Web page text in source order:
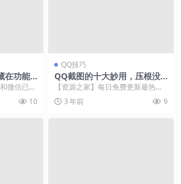
在功能
微信已经
社交工
10
QQ技巧
QQ截图的十大妙用，压根没
想到 办公技巧
【资源之家】每日免费更新最热门
的副业项目资源 日常工作中用到截
图的地方有很多，比...
3 年前 9